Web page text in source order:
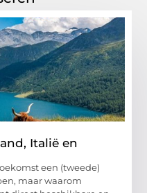
Italië en
een (tweede)
maar waarom